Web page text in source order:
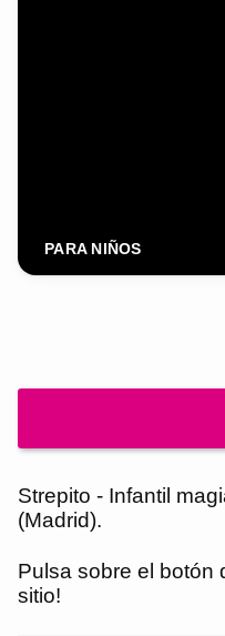
PARA NIÑOS
Strepito - Infantil
(Madrid).
Pulsa sobre el botón
sitio!